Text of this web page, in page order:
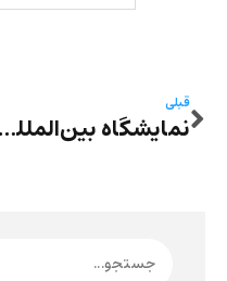
قبلی
نمایشگاه بین‌المللی کتاب قاهره آغاز به کار کرد